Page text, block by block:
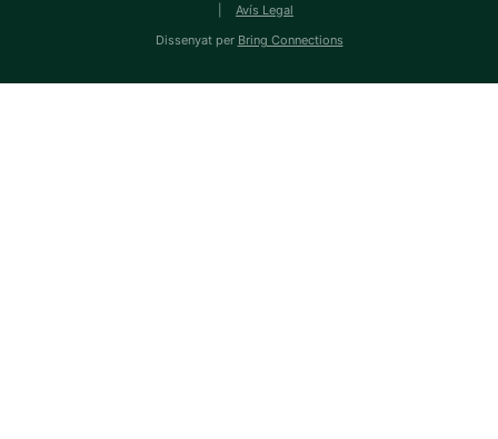
Avís Legal
Dissenyat per Bring Connections